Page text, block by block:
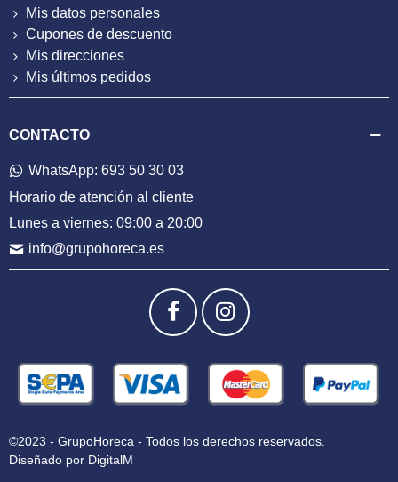
Mis datos personales
Cupones de descuento
Mis direcciones
Mis últimos pedidos
CONTACTO
WhatsApp: 693 50 30 03
Horario de atención al cliente
Lunes a viernes: 09:00 a 20:00
info@grupohoreca.es
©2023 - GrupoHoreca - Todos los derechos reservados.
Diseñado por DigitalM